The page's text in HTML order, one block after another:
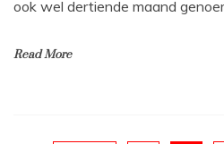
ook wel dertiende maand
Read More